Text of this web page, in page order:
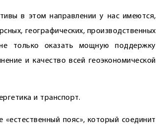
в этом направлении у нас имеются,
географических, производственных
только оказать мощную поддержку
и качество всей геоэкономической
и транспорт.
«естественный пояс», который соединит